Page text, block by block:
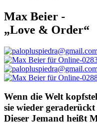
Max Beier -
„Love & Order“
Wenn die Welt
sie wieder
Dieser Jemand heißt